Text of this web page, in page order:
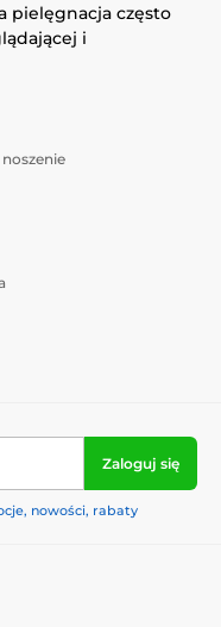
pielęgnacja często
i
Zaloguj się
nowości, rabaty